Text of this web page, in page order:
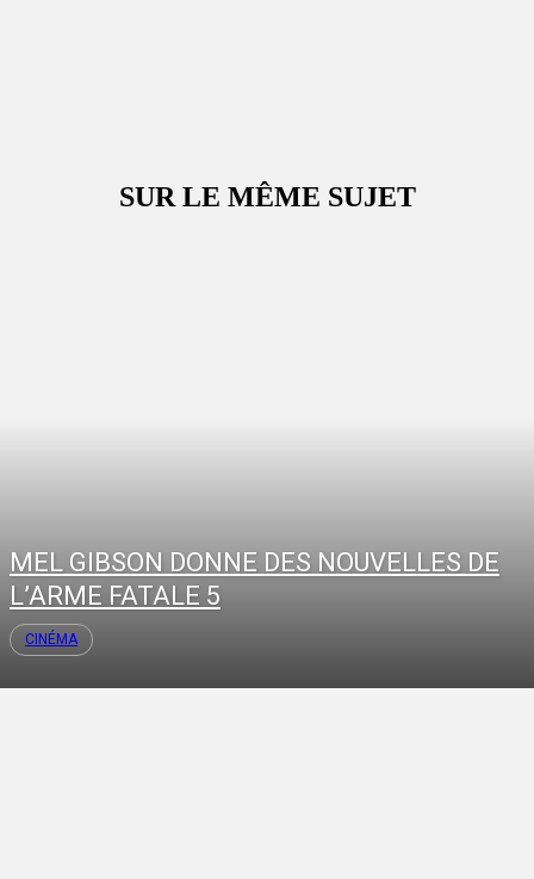
SUR LE MÊME SUJET
MEL GIBSON DONNE DES NOUVELLES DE
L’ARME FATALE 5
CINÉMA